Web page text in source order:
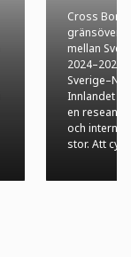
Cross
mellan
2024–2027
Innlandet
en
och
stor. Att